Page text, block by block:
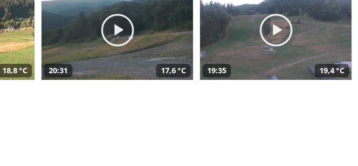
18,8 °C 20:31 17,6 °C 19:35 19,4 °C